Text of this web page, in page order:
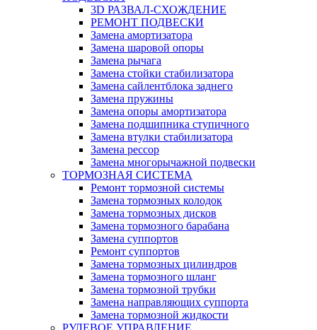
3D РАЗВАЛ-СХОЖДЕНИЕ
РЕМОНТ ПОДВЕСКИ
Замена амортизатора
Замена шаровой опоры
Замена рычага
Замена стойки стабилизатора
Замена сайлентблока заднего
Замена пружины
Замена опоры амортизатора
Замена подшипника ступичного
Замена втулки стабилизатора
Замена рессор
Замена многорычажной подвески
ТОРМОЗНАЯ СИСТЕМА
Ремонт тормозной системы
Замена тормозных колодок
Замена тормозных дисков
Замена тормозного барабана
Замена суппортов
Ремонт суппортов
Замена тормозных цилиндров
Замена тормозного шланг
Замена тормозной трубки
Замена направляющих суппорта
Замена тормозной жидкости